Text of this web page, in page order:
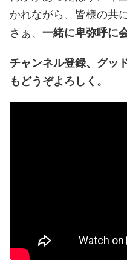
かれながら、皆様の共
さぁ、 一緒に卑弥呼に
チャンネル登録、グッ
もどうぞよろしく。